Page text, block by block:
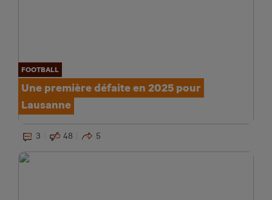
FOOTBALL
Une première défaite en 2025 pour
Lausanne
3 48 5